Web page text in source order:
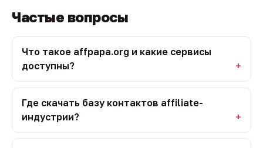
Частые вопросы
Что такое affpapa.org и какие сервисы
доступны?
Где скачать базу контактов affiliate-
индустрии?